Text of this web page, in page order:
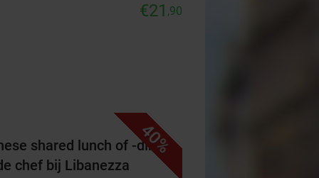
€21 ,90
40%
shared lunch of -diner
chef bij Libanezza